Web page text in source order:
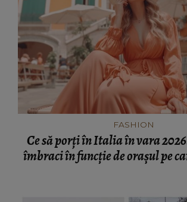
FASHION
Ce să porți în Italia în vara
îmbraci în funcție de orașul pe